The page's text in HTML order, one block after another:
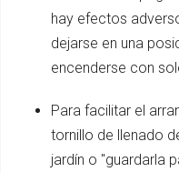
hay efectos
dejarse en una
encenderse con
Para facilitar el
tornillo de llenado
jardín o "guardarla